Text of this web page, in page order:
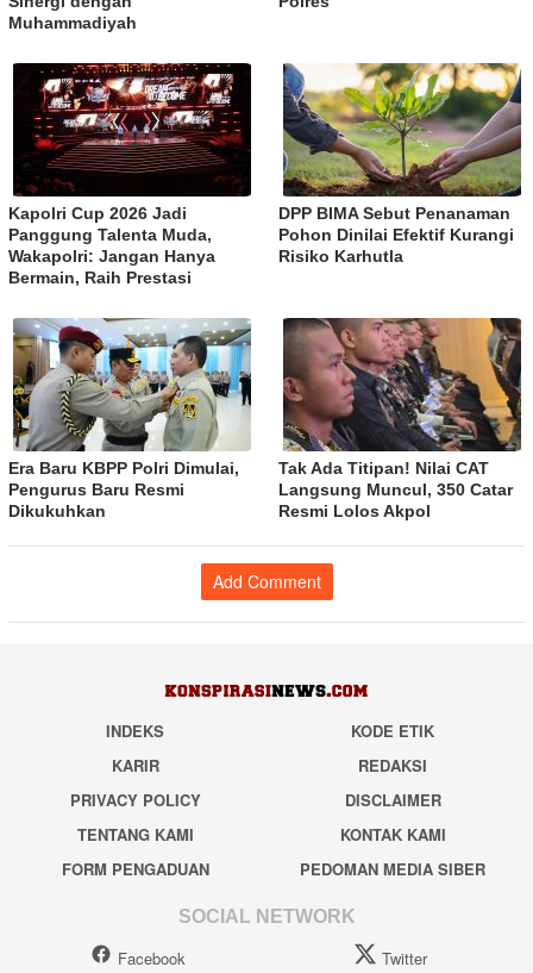
Muhammadiyah
Kapolri Cup 2026 Jadi
Panggung Talenta Muda,
Wakapolri: Jangan Hanya
Bermain, Raih Prestasi
DPP BIMA Sebut Penanaman
Pohon Dinilai Efektif Kurangi
Risiko Karhutla
Era Baru KBPP Polri Dimulai,
Pengurus Baru Resmi
Dikukuhkan
Tak Ada Titipan! Nilai CAT
Langsung Muncul, 350 Catar
Resmi Lolos Akpol
Add Comment
INDEKS
KODE ETIK
KARIR
REDAKSI
PRIVACY POLICY
DISCLAIMER
TENTANG KAMI
KONTAK KAMI
FORM PENGADUAN
PEDOMAN MEDIA SIBER
SOCIAL NETWORK
Facebook Twitter